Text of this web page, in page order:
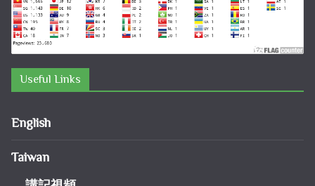
Useful Links
English
Taiwan